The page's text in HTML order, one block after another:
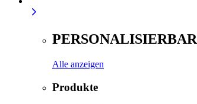
PERSONALISIERBAR
Alle anzeigen
Produkte